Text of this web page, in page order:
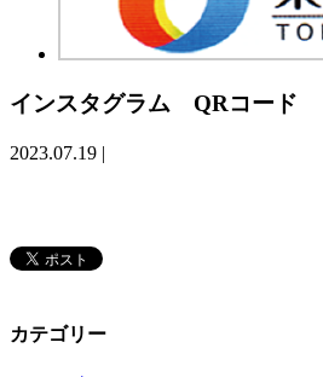
インスタグラム QRコード
2023.07.19 |
カテゴリー